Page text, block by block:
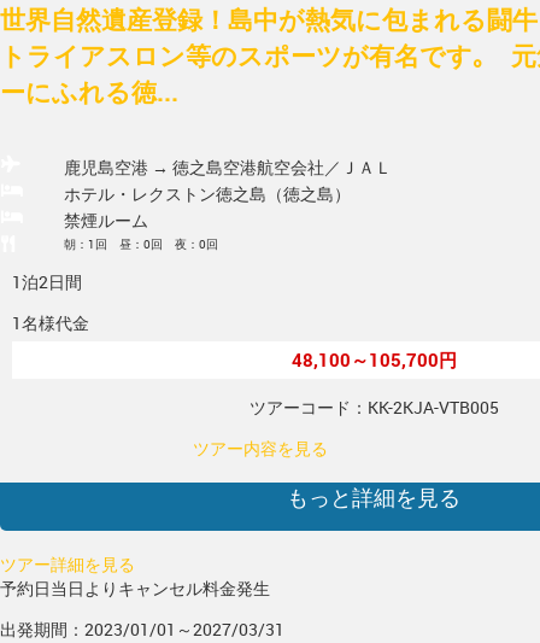
世界自然遺産登録！島中が熱気に包まれる闘
トライアスロン等のスポーツが有名です｡
ーにふれる徳...
鹿児島空港 → 徳之島空港航空会社／ＪＡＬ
ホテル・レクストン徳之島（徳之島）
禁煙ルーム
朝：1回 昼：0回 夜：0回
1泊2日間
1名様代金
48,100～105,700円
ツアーコード：KK-2KJA-VTB005
ツアー内容を見る
もっと詳細を見る
ツアー詳細を見る
予約日当日よりキャンセル料金発生
出発期間：2023/01/01～2027/03/31